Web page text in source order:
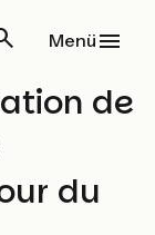
Menü
de
du